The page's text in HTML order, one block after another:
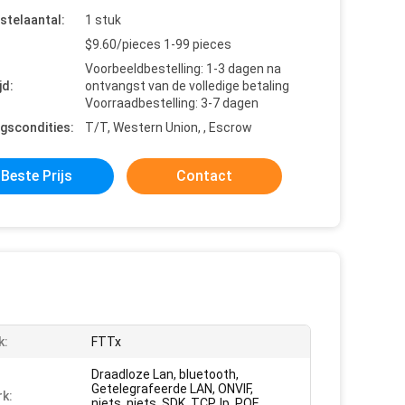
1 stuk
$9.60/pieces 1-99 pieces
Voorbeeldbestelling: 1-3 dagen na
ontvangst van de volledige betaling
Voorraadbestelling: 3-7 dagen
T/T, Western Union, , Escrow
Beste Prijs Contact
FTTx
Draadloze Lan, bluetooth,
Getelegrafeerde LAN, ONVIF,